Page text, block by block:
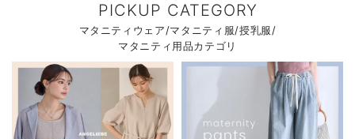
PICKUP CATEGORY
マタニティウェア/マタニティ服/授乳服/
マタニティ用品カテゴリ